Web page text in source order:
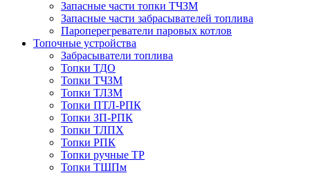
Запасные части топки ТЧЗМ
Запасные части забрасывателей топлива
Пароперегреватели паровых котлов
Топочные устройства
Забрасыватели топлива
Топки ТДО
Топки ТЧЗМ
Топки ТЛЗМ
Топки ПТЛ-РПК
Топки ЗП-РПК
Топки ТЛПХ
Топки РПК
Топки ручные ТР
Топки ТШПм